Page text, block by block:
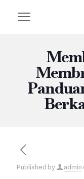
Published by admin